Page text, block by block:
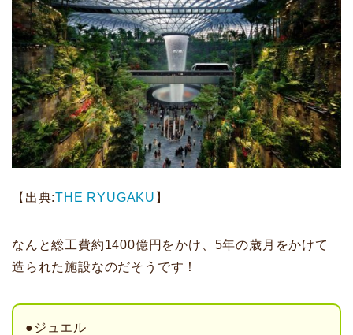
【出典:THE RYUGAKU 】
なんと総工費約1400億円をかけ、5年の歳月をかけて
造られた施設なのだそうです！
●ジュエル